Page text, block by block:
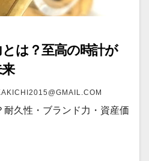
は？至高の時計が
耐久性・ブランド力・資産価